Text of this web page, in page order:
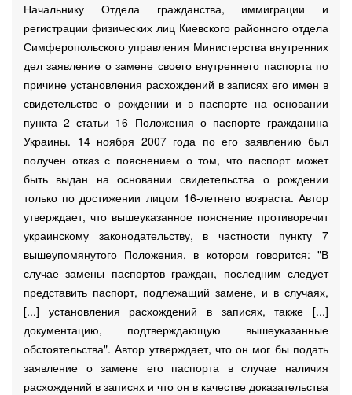
Начальнику Отдела гражданства, иммиграции и
регистрации физических лиц Киевского районного отдела
Симферопольского управления Министерства внутренних
дел заявление о замене своего внутреннего паспорта по
причине установления расхождений в записях его имен в
свидетельстве о рождении и в паспорте на основании
пункта 2 статьи 16 Положения о паспорте гражданина
Украины. 14 ноября 2007 года по его заявлению был
получен отказ с пояснением о том, что паспорт может
быть выдан на основании свидетельства о рождении
только по достижении лицом 16-летнего возраста. Автор
утверждает, что вышеуказанное пояснение противоречит
украинскому законодательству, в частности пункту 7
вышеупомянутого Положения, в котором говорится: "В
случае замены паспортов граждан, последним следует
представить паспорт, подлежащий замене, и в случаях,
[...] установления расхождений в записях, также [...]
документацию, подтверждающую вышеуказанные
обстоятельства". Автор утверждает, что он мог бы подать
заявление о замене его паспорта в случае наличия
расхождений в записях и что он в качестве доказательства